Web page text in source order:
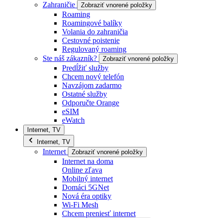
Zahraničie
Zobraziť vnorené položky
Roaming
Roamingové balíky
Volania do zahraničia
Cestovné poistenie
Regulovaný roaming
Ste náš zákazník?
Zobraziť vnorené položky
Predĺžiť služby
Chcem nový telefón
Navzájom zadarmo
Ostatné služby
Odporučte Orange
eSIM
eWatch
Internet, TV
Internet, TV
Internet Zobraziť vnorené položky
Internet na doma
Online zľava
Mobilný internet
Domáci 5GNet
Nová éra optiky
Wi-Fi Mesh
Chcem preniesť internet